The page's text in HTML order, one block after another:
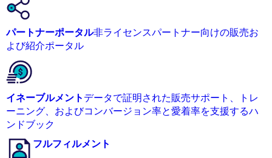
パートナーポータル非ライセンスパートナー向けの販売お
よび紹介ポータル
イネーブルメント データで証明された販売サポート、トレ
ーニング、およびコンバージョン率と愛着率を支援するハ
ンドブック
フルフィルメント